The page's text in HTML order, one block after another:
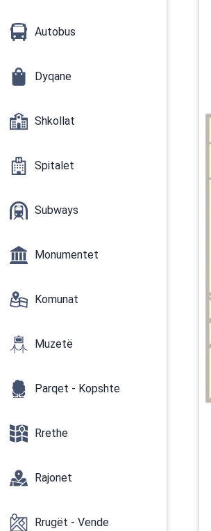
Autobus
Dyqane
Shkollat
Spitalet
Subways
Monumentet
Komunat
Muzetë
Parqet - Kopshte
Rrethe
Rajonet
Rrugët - Vende